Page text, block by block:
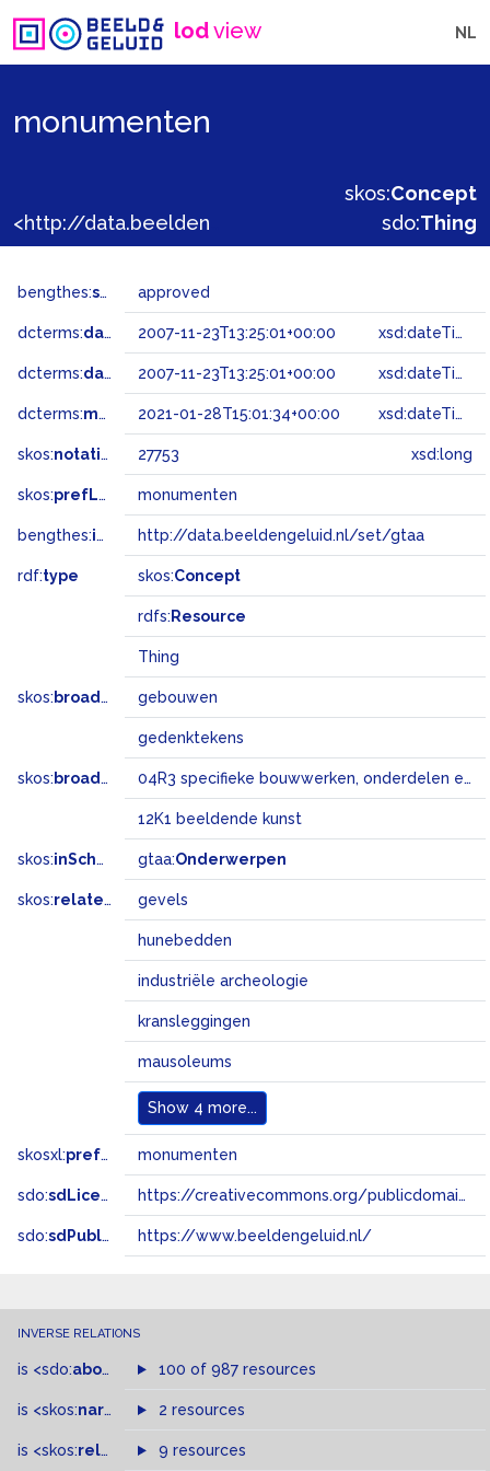
lodview NL
monumenten
skos:Concept
sdo:Thing
bengthes:status approved
dcterms:dateAccepted 2007-11-23T13:25:01+00:00 xsd:dateTime
dcterms:dateSubmitted 2007-11-23T13:25:01+00:00 xsd:dateTime
dcterms:modified 2021-01-28T15:01:34+00:00 xsd:dateTime
skos:notation 27753 xsd:long
skos:prefLabel monumenten
bengthes:inSet http://data.beeldengeluid.nl/set/gtaa
rdf:type skos:Concept
rdfs: Resource
Thing
skos: broader gebouwen
gedenktekens
skos: broadMatch 04R3 specifieke bouwwerken, onderdelen en landschapselementen
12K1 beeldende kunst
skos:inScheme gtaa:Onderwerpen
skos:related gevels
hunebedden
industriële archeologie
kransleggingen
mausoleums
Show 4 more...
skosxl:prefLabel monumenten
sdo:sdLicense https://creativecommons.org/publicdomain/zero/1.0/
sdo:sdPublisher https://www.beeldengeluid.nl/
INVERSE RELATIONS
is <sdo:about of 100 of 987 resources
is <skos:narrower of
2 resources
is <skos:related > of
9 resources